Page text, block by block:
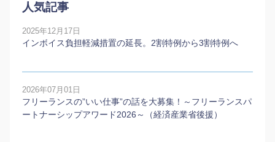
人気記事
2025年12月17日
インボイス負担軽減措置の延長。2割特例から3割特例へ
2026年07月01日
フリーランスの”いい仕事”の話を大募集！～フリーランスパ
ートナーシップアワード2026～（経済産業省後援）